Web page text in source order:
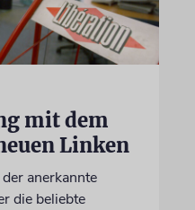
mit dem
Linken
anerkannte
die beliebte